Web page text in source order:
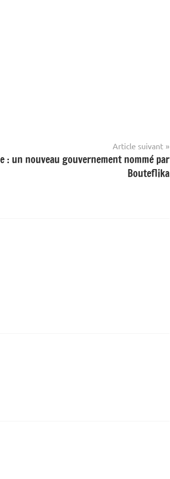
Article suivant
: un nouveau gouvernement nommé par
Bouteflika